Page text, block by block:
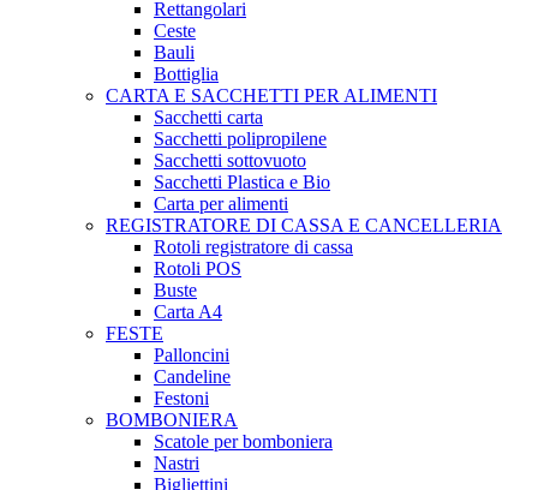
Rettangolari
Ceste
Bauli
Bottiglia
CARTA E SACCHETTI PER ALIMENTI
Sacchetti carta
Sacchetti polipropilene
Sacchetti sottovuoto
Sacchetti Plastica e Bio
Carta per alimenti
REGISTRATORE DI CASSA E CANCELLERIA
Rotoli registratore di cassa
Rotoli POS
Buste
Carta A4
FESTE
Palloncini
Candeline
Festoni
BOMBONIERA
Scatole per bomboniera
Nastri
Bigliettini